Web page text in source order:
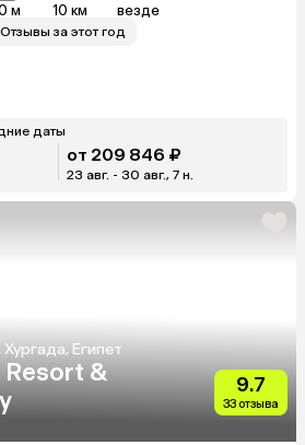
м 10 км везде
Отзывы за этот год
даты
от 209 846 ₽
23 авг. - 30 авг., 7 н.
Египет
Resort &
9.7
33 отзыва